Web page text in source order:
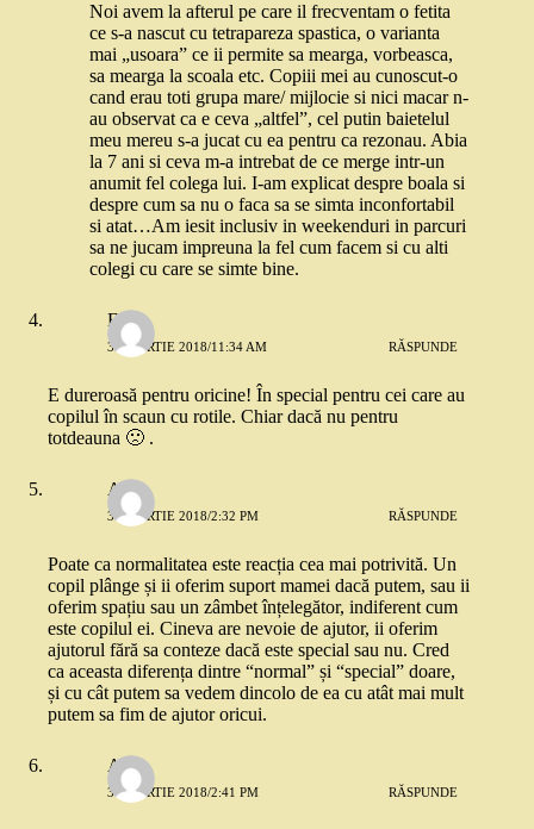
Noi avem la afterul pe care il frecventam o fetita
ce s-a nascut cu tetrapareza spastica, o varianta
mai „usoara” ce ii permite sa mearga, vorbeasca,
sa mearga la scoala etc. Copiii mei au cunoscut-o
cand erau toti grupa mare/ mijlocie si nici macar n-
au observat ca e ceva „altfel”, cel putin baietelul
meu mereu s-a jucat cu ea pentru ca rezonau. Abia
la 7 ani si ceva m-a intrebat de ce merge intr-un
anumit fel colega lui. I-am explicat despre boala si
despre cum sa nu o faca sa se simta inconfortabil
si atat…Am iesit inclusiv in weekenduri in parcuri
sa ne jucam impreuna la fel cum facem si cu alti
colegi cu care se simte bine.
Ela
31 MARTIE 2018/11:34 AM RĂSPUNDE
E dureroasă pentru oricine! În special pentru cei care au
copilul în scaun cu rotile. Chiar dacă nu pentru
totdeauna 🙁 .
AF
31 MARTIE 2018/2:32 PM RĂSPUNDE
Poate ca normalitatea este reacția cea mai potrivită. Un
copil plânge și ii oferim suport mamei dacă putem, sau ii
oferim spațiu sau un zâmbet înțelegător, indiferent cum
este copilul ei. Cineva are nevoie de ajutor, ii oferim
ajutorul fără sa conteze dacă este special sau nu. Cred
ca aceasta diferența dintre “normal” și “special” doare,
și cu cât putem sa vedem dincolo de ea cu atât mai mult
putem sa fim de ajutor oricui.
Anca
31 MARTIE 2018/2:41 PM RĂSPUNDE